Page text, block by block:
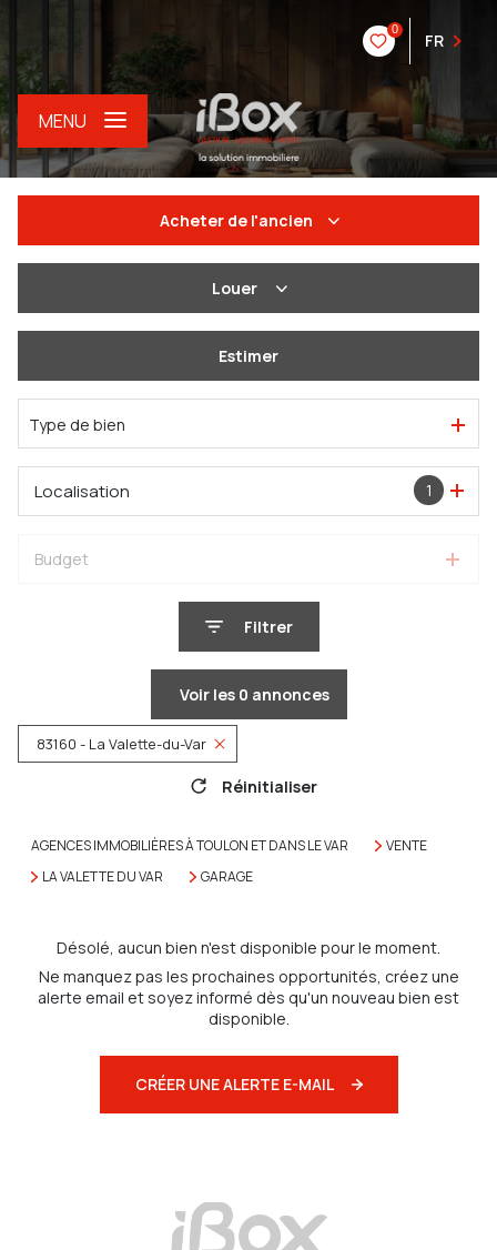
0
FR
MENU
Acheter de l'ancien
Du neuf
Louer
De l'immo pro
Estimer
Type de bien
1
Localisation
Budget
Filtrer
Voir les 0 annonces
83160 - La Valette-du-Var
Réinitialiser
AGENCES IMMOBILIÈRES À TOULON ET DANS LE VAR
VENTE
LA VALETTE DU VAR
GARAGE
Désolé, aucun bien n'est disponible pour le moment.
Ne manquez pas les prochaines opportunités, créez une
alerte email et soyez informé dès qu'un nouveau bien est
disponible.
CRÉER UNE ALERTE E-MAIL